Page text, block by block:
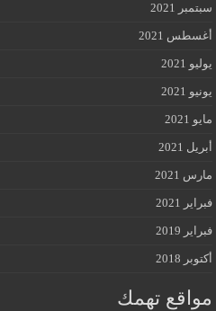
سبتمبر 2021
أغسطس 2021
يوليو 2021
يونيو 2021
مايو 2021
أبريل 2021
مارس 2021
فبراير 2021
فبراير 2019
أكتوبر 2018
مواقع تهمك